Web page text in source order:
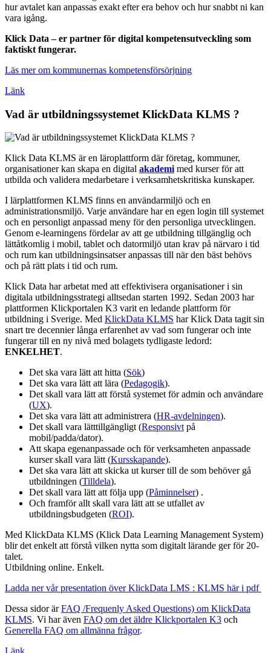
hur avtalet kan anpassas exakt efter era behov och hur snabbt ni kan
vara igång.
Klick Data – er partner för digital kompetensutveckling som
faktiskt fungerar.
Läs mer om kommunernas kompetensförsörjning
Länk
Vad är utbildningssystemet KlickData KLMS ?
Klick Data KLMS är en läroplattform där företag, kommuner,
organisationer kan skapa en digital akademimed kurser för att
utbilda och validera medarbetare i verksamhetskritiska kunskaper.
I lärplattformen KLMS finns en användarmiljö och en
administrationsmiljö. Varje användare har en egen login till systemet
och en personligt anpassad meny för den personliga utvecklingen.
Genom e-learningens fördelar av att ge utbildning tillgänglig och
lättåtkomlig i mobil, tablet och datormiljö utan krav på närvaro i tid
och rum kan utbildningsinsatser anpassas till när den bäst behövs
och på rätt plats i tid och rum.
Klick Data har arbetat med att effektivisera organisationer i sin
digitala utbildningsstrategi alltsedan starten 1992. Sedan 2003 har
plattformen Klickportalen K3 varit en ledande plattform för
utbildning i Sverige. Med KlickData KLMS har Klick Data tagit sin
snart tre decennier långa erfarenhet av vad som fungerar och inte
fungerar till en ny nivå med bolagets tydligaste ledord:
ENKELHET.
Det ska vara lätt att hitta (Sök)
Det ska vara lätt att lära (Pedagogik).
Det skall vara lätt att förstå systemet för admin och användare
(UX).
Det ska vara lätt att administrera (HR-avdelningen).
Det skall vara lätttillgängligt (Responsivtpå
mobil/padda/dator).
Att skapa egenanpassade och för verksamheten anpassade
kurser skall vara lätt (Kursskapande).
Det ska vara lätt att skicka ut kurser till de som behöver gå
utbildningen (Tilldela).
Det skall vara lätt att följa upp (Påminnelser) .
Och framför allt skall vara lätt att se utfallet av
utbildningsbudgeten (ROI).
Med KlickData KLMS (Klick Data Learning Management System)
blir det enkelt att förstå vilken nytta som digitalt lärande ger för 20-
talet.
Utbildning online. Enkelt.
Ladda ner vår presentation över KlickData LMS : KLMS här i pdf
Dessa sidor ärFAQ /Frequenly Asked Questions) om KlickData
KLMS. Vi har även FAQ om det äldre Klickportalen K3 och
Generella FAQ om allmänna frågor.